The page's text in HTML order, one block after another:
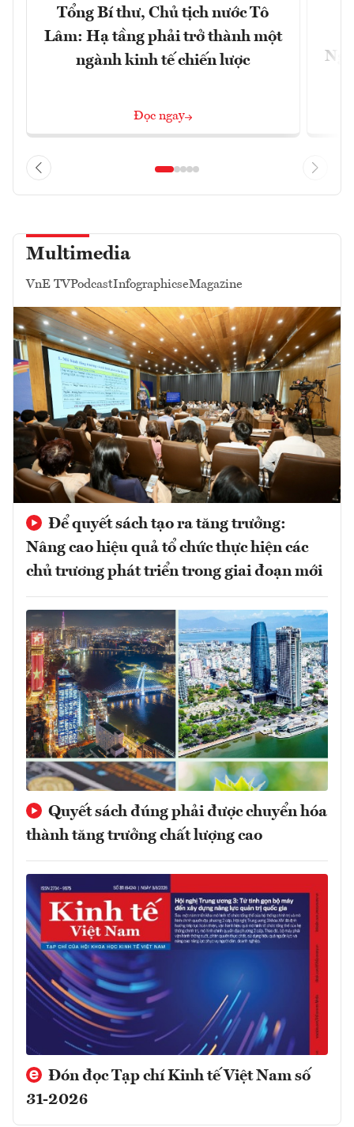
Tổng Bí thư, Chủ tịch nước Tô
Lâm: Hạ tầng phải trở thành một
ngành kinh tế chiến lược
Đọc ngay
Multimedia
VnE TVPodcastInfographicseMagazine
Để quyết sách tạo ra tăng trưởng:
Nâng cao hiệu quả tổ chức thực hiện các
chủ trương phát triển trong giai đoạn mới
Quyết sách đúng phải được chuyển hóa
thành tăng trưởng chất lượng cao
Đón đọc Tạp chí Kinh tế Việt Nam số
31-2026